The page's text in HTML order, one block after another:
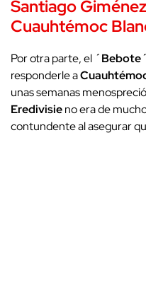
Santiago
Cuauhtémoc
Por otra parte, el ´Bebote´
responderle a
unas semanas
Eredivisieno era de
contundente al asegurar